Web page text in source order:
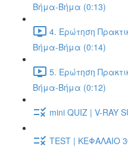
Βήμα-Βήμα (0:13)
4. Ερώτηση
Βήμα-Βήμα (0:14)
5. Ερώτηση
Βήμα-Βήμα (0:12)
mini QUIZ | V-RAY
TEST | ΚΕΦΑΛΑΙΟ